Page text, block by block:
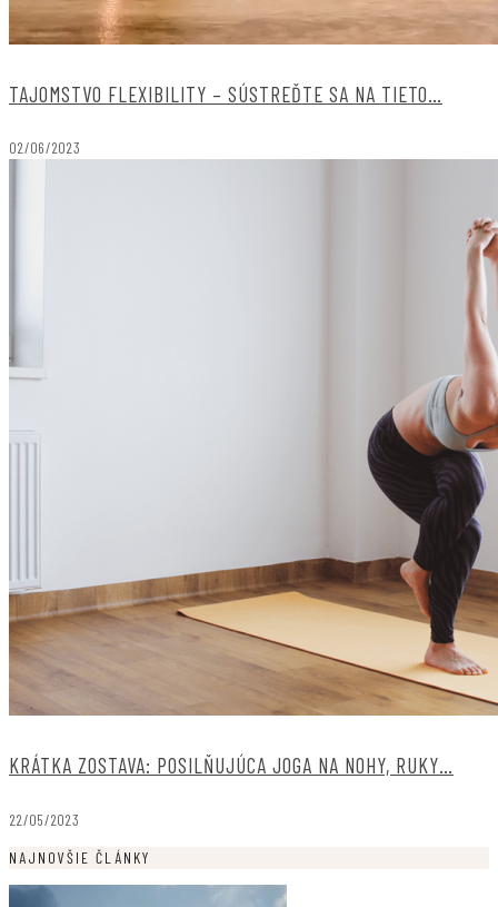
TAJOMSTVO FLEXIBILITY – SÚSTREĎTE SA NA TIETO…
02/06/2023
KRÁTKA ZOSTAVA: POSILŇUJÚCA JOGA NA NOHY, RUKY…
22/05/2023
NAJNOVŠIE ČLÁNKY